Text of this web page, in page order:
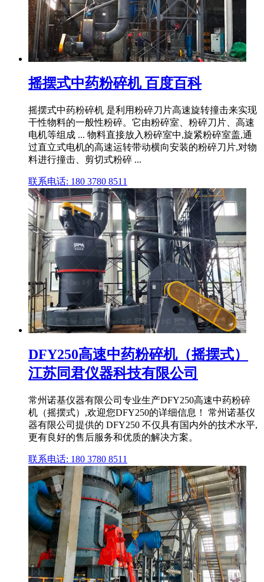
摇摆式中药粉碎机 百度百科
摇摆式中药粉碎机 是利用粉碎刀片高速旋转撞击来实现
干性物料的一般性粉碎。它由粉碎室、粉碎刀片、高速
电机等组成 ... 物料直接放入粉碎室中,旋紧粉碎室盖,通
过直立式电机的高速运转带动横向安装的粉碎刀片,对物
料进行撞击、剪切式粉碎 ...
联系电话: 180 3780 8511
DFY250高速中药粉碎机（摇摆式）
江苏同君仪器科技有限公司
常州诺基仪器有限公司专业生产DFY250高速中药粉碎
机（摇摆式）,欢迎您DFY250的详细信息！ 常州诺基仪
器有限公司提供的 DFY250 不仅具有国内外的技术水平,
更有良好的售后服务和优质的解决方案。
联系电话: 180 3780 8511